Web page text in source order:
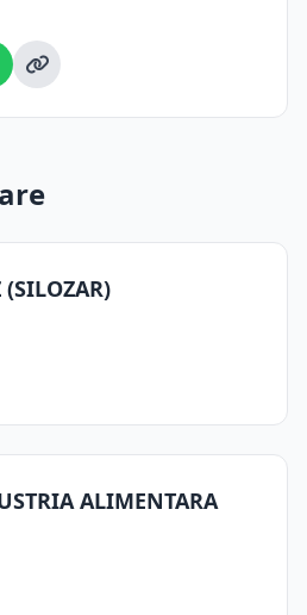
(SILOZAR)
ALIMENTARA